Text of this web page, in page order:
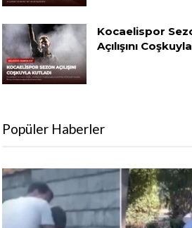
Kocaelispor
Açılışını
Popüler Haberler